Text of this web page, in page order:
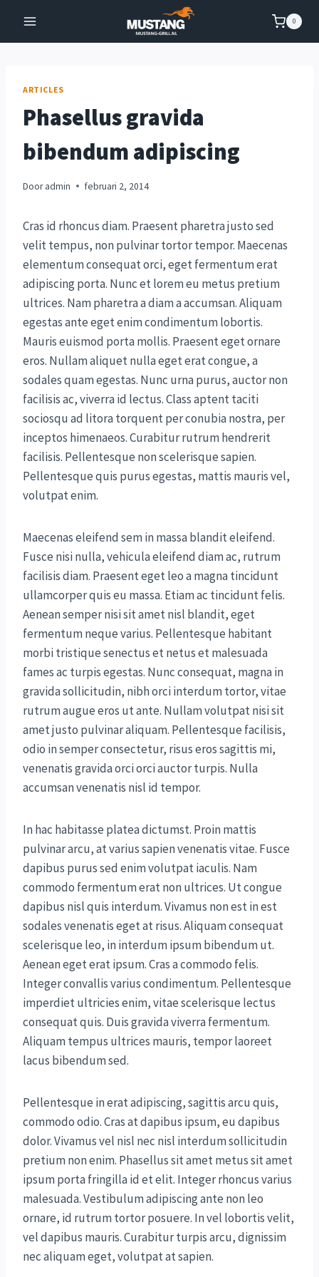
inhoud
0
ARTICLES
Phasellus gravida
bibendum adipiscing
Door admin februari 2, 2014
Cras id rhoncus diam. Praesent pharetra justo sed
velit tempus, non pulvinar tortor tempor. Maecenas
elementum consequat orci, eget fermentum erat
adipiscing porta. Nunc et lorem eu metus pretium
ultrices. Nam pharetra a diam a accumsan. Aliquam
egestas ante eget enim condimentum lobortis.
Mauris euismod porta mollis. Praesent eget ornare
eros. Nullam aliquet nulla eget erat congue, a
sodales quam egestas. Nunc urna purus, auctor non
facilisis ac, viverra id lectus. Class aptent taciti
sociosqu ad litora torquent per conubia nostra, per
inceptos himenaeos. Curabitur rutrum hendrerit
facilisis. Pellentesque non scelerisque sapien.
Pellentesque quis purus egestas, mattis mauris vel,
volutpat enim.
Maecenas eleifend sem in massa blandit eleifend.
Fusce nisi nulla, vehicula eleifend diam ac, rutrum
facilisis diam. Praesent eget leo a magna tincidunt
ullamcorper quis eu massa. Etiam ac tincidunt felis.
Aenean semper nisi sit amet nisl blandit, eget
fermentum neque varius. Pellentesque habitant
morbi tristique senectus et netus et malesuada
fames ac turpis egestas. Nunc consequat, magna in
gravida sollicitudin, nibh orci interdum tortor, vitae
rutrum augue eros ut ante. Nullam volutpat nisi sit
amet justo pulvinar aliquam. Pellentesque facilisis,
odio in semper consectetur, risus eros sagittis mi,
venenatis gravida orci orci auctor turpis. Nulla
accumsan venenatis nisl id tempor.
In hac habitasse platea dictumst. Proin mattis
pulvinar arcu, at varius sapien venenatis vitae. Fusce
dapibus purus sed enim volutpat iaculis. Nam
commodo fermentum erat non ultrices. Ut congue
dapibus nisl quis interdum. Vivamus non est in est
sodales venenatis eget at risus. Aliquam consequat
scelerisque leo, in interdum ipsum bibendum ut.
Aenean eget erat ipsum. Cras a commodo felis.
Integer convallis varius condimentum. Pellentesque
imperdiet ultricies enim, vitae scelerisque lectus
consequat quis. Duis gravida viverra fermentum.
Aliquam tempus ultrices mauris, tempor laoreet
lacus bibendum sed.
Pellentesque in erat adipiscing, sagittis arcu quis,
commodo odio. Cras at dapibus ipsum, eu dapibus
dolor. Vivamus vel nisl nec nisl interdum sollicitudin
pretium non enim. Phasellus sit amet metus sit amet
ipsum porta fringilla id et elit. Integer rhoncus varius
malesuada. Vestibulum adipiscing ante non leo
ornare, id rutrum tortor posuere. In vel lobortis velit,
vel dapibus mauris. Curabitur turpis arcu, dignissim
nec aliquam eget, volutpat at sapien.